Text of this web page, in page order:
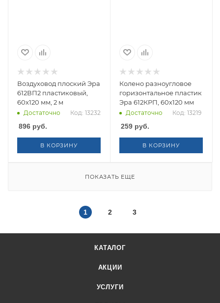
Воздуховод плоский Эра
612ВП2 пластиковый,
60х120 мм, 2 м
Достаточно Код: 13232
896 руб.
В КОРЗИНУ
Колено разноугловое
горизонтальное пластик
Эра 612КРП, 60х120 мм
Достаточно Код: 13219
259 руб.
В КОРЗИНУ
ПОКАЗАТЬ ЕЩЕ
1 2 3
КАТАЛОГ
АКЦИИ
УСЛУГИ